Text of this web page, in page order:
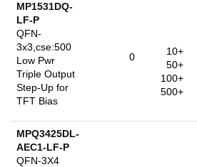
MP1531DQ-
LF-P
QFN-
3x3,cse:500
Low Pwr
Triple Output
Step-Up for
TFT Bias
0
10+
50+
100+
500+
MPQ3425DL-
AEC1-LF-P
QFN-3X4